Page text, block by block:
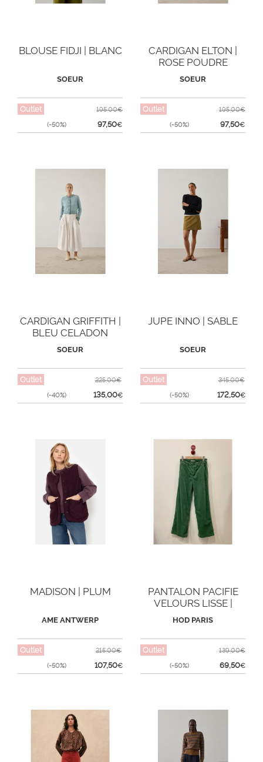
BLOUSE FIDJI | BLANC
SOEUR
Outlet
(-50%)
195,00€
97,50€
CARDIGAN ELTON |
ROSE POUDRE
SOEUR
Outlet
(-50%)
195,00€
97,50€
CARDIGAN GRIFFITH |
BLEU CELADON
SOEUR
Outlet
(-40%)
225,00€
135,00€
JUPE INNO | SABLE
SOEUR
Outlet
(-50%)
345,00€
172,50€
MADISON | PLUM
AME ANTWERP
Outlet
(-50%)
215,00€
107,50€
PANTALON PACIFIE
VELOURS LISSE |
GARDEN
HOD PARIS
Outlet
(-50%)
139,00€
69,50€